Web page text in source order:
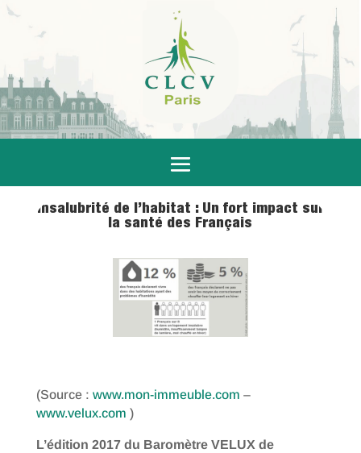
Insalubrité de l’habitat : Un fort impact sur
la santé des Français
(Source : www.mon-immeuble.com –
www.velux.com )
L’édition 2017 du Baromètre VELUX de